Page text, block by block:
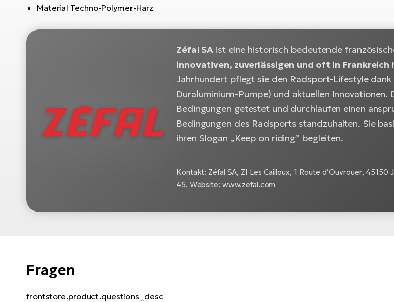
Material Techno-Polymer-Harz
Zéfal SA ist eine historisch bedeutende
innovativen, zuverlässigen und oft in
Jahrhundert pflegt sie den Radsport-Lifestyle
Duraluminium-Pumpe) und aktuellen
Bedingungen getestet und durchlaufen einen
Bedingungen des Radsports standzuhalten. Sie
ihren Slogan „Keep on riding” begleiten.
Kontakt: Zéfal SA, ZI Les Cailloux, 1 Route d’Ouvrouer,
45, Website: www.zefal.com
Fragen
frontstore.product.questions_desc